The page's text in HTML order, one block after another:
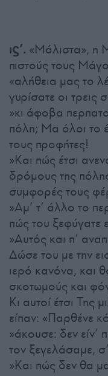
ιϛ’. «Μάλιστα», η
πιστούς τους
«αλήθεια μας το
γυρίσατε οι τρεις
»κι άφοβα
πόλη; Μα όλοι το
τους προφήτες!
»Και πώς έτσι
δρόμους της
συμφορές τους
»Αμ’ τ’ άλλο το
πώς του ξεφύγατε
»Αυτός και π’
Δώσε του με την
ιερό κανόνα, και
σκοτωμούς και
Κι αυτοί έτσι Της
είπαν: «Παρθένε
»άκουσε: δεν είν’
τον ξεγελάσαμε,
»Και πώς δεν θα